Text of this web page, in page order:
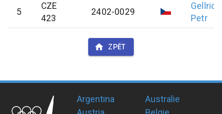
5
CZE
423
2402-0029
Gellrich
Petr
ZPĚT
Argentina
Australie